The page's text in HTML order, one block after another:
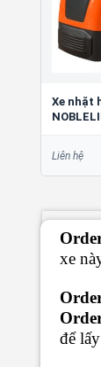
Xe nhặt
Liên hệ
xe
để